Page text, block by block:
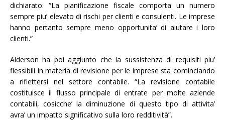
dichiarato: “La pianificazione fiscale comporta un numero
sempre piu’ elevato di rischi per clienti e consulenti. Le imprese
hanno pertanto sempre meno opportunita’ di aiutare i loro
clienti.”
Alderson ha poi aggiunto che la sussistenza di requisiti piu’
flessibili in materia di revisione per le imprese sta cominciando
a riflettersi nel settore contabile. “La revisione contabile
costituisce il flusso principale di entrate per molte aziende
contabili, cosicche’ la diminuzione di questo tipo di attivita’
avra’ un impatto significativo sulla loro redditività”.